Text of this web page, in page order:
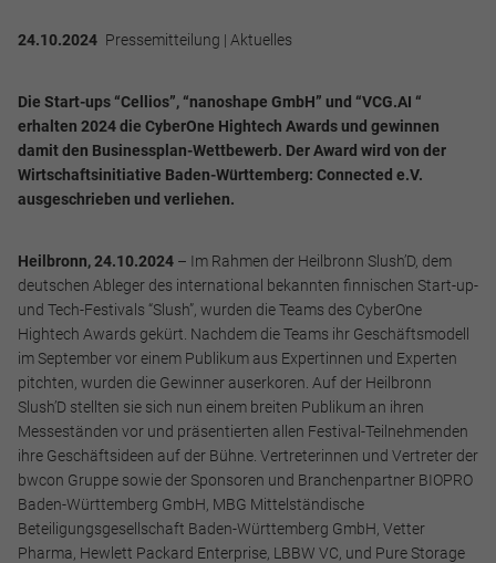
24.10.2024 Pressemitteilung | Aktuelles
Die Start-ups “Cellios”, “nanoshape GmbH” und “VCG.AI “
erhalten 2024 die CyberOne Hightech Awards und gewinnen
damit den Businessplan-Wettbewerb. Der Award wird von der
Wirtschaftsinitiative Baden-Württemberg: Connected e.V.
ausgeschrieben und verliehen.
Heilbronn, 24.10.2024 – Im Rahmen der Heilbronn Slush’D, dem
deutschen Ableger des international bekannten finnischen Start-up-
und Tech-Festivals “Slush”, wurden die Teams des CyberOne
Hightech Awards gekürt. Nachdem die Teams ihr Geschäftsmodell
im September vor einem Publikum aus Expertinnen und Experten
pitchten, wurden die Gewinner auserkoren. Auf der Heilbronn
Slush’D stellten sie sich nun einem breiten Publikum an ihren
Messeständen vor und präsentierten allen Festival-Teilnehmenden
ihre Geschäftsideen auf der Bühne. Vertreterinnen und Vertreter der
bwcon Gruppe sowie der Sponsoren und Branchenpartner BIOPRO
Baden-Württemberg GmbH, MBG Mittelständische
Beteiligungsgesellschaft Baden-Württemberg GmbH, Vetter
Pharma, Hewlett Packard Enterprise, LBBW VC, und Pure Storage